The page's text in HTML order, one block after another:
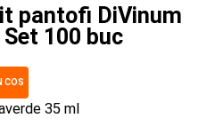
pantofi DiVinum
100 buc
COS